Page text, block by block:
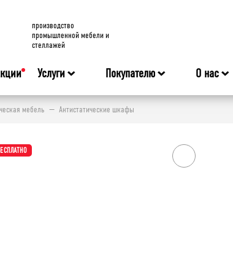
производство
промышленной мебели и
стеллажей
Услуги Покупателю О нас
мебель Антистатические шкафы